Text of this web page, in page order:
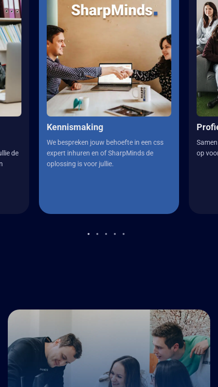
de
Kennismaking
We bespreken jouw behoefte in een css
expert inhuren en of SharpMinds de
oplossing is voor jullie.
op